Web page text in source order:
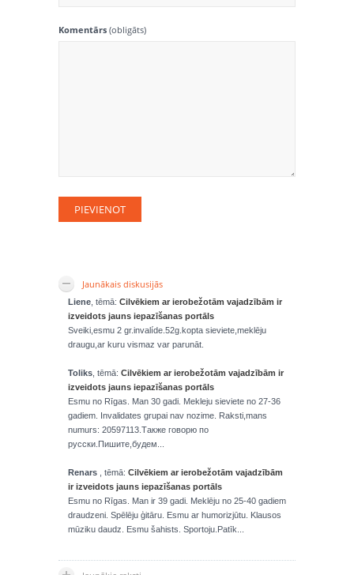
Komentārs (obligāts)
Jaunākais diskusijās
Liene , tēmā: Cilvēkiem ar ierobežotām vajadzībām ir
izveidots jauns iepazīšanas portāls
Sveiki,esmu 2 gr.invalíde.52g.kopta sieviete,meklēju
draugu,ar kuru vismaz var parunāt.
Toliks , tēmā: Cilvēkiem ar ierobežotām vajadzībām ir
izveidots jauns iepazīšanas portāls
Esmu no Rīgas. Man 30 gadi. Mekleju sieviete no 27-36
gadiem. Invalidates grupai nav nozime. Raksti,mans
numurs: 20597113.Также говорю по
русски.Пишите,будем...
Renars , tēmā: Cilvēkiem ar ierobežotām vajadzībām
ir izveidots jauns iepazīšanas portāls
Esmu no Rīgas. Man ir 39 gadi. Meklēju no 25-40 gadiem
draudzeni. Spēlēju ģitāru. Esmu ar humorizjūtu. Klausos
mūziku daudz. Esmu šahists. Sportoju.Patīk...